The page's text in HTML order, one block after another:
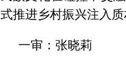
式推进乡村振兴注入
一审：张晓莉